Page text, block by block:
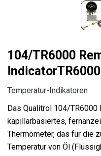
104/TR6000
Temperatur-Indikatoren
Das Qualitrol 104/
kapillarbasiertes,
Thermometer, das für die
Temperatur von Öl